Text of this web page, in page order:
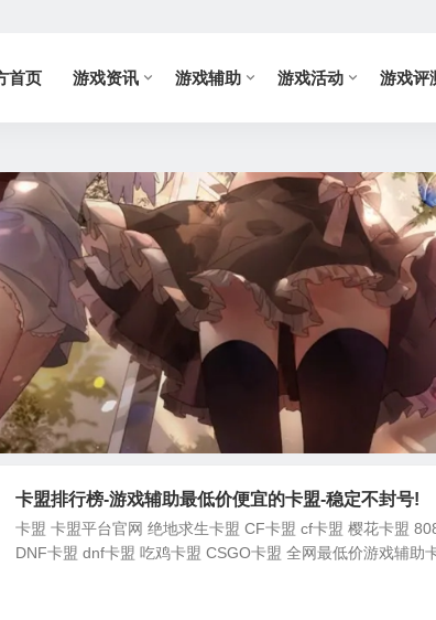
首页 游戏资讯 游戏辅助 游戏活动 游戏评
卡盟排行榜-游戏辅助最低价便宜的卡盟-稳定不封号!
卡盟 卡盟平台官网 绝地求生卡盟 CF卡盟 cf卡盟 樱花卡盟
DNF卡盟 dnf卡盟 吃鸡卡盟 CSGO卡盟 全网最低价游戏辅助